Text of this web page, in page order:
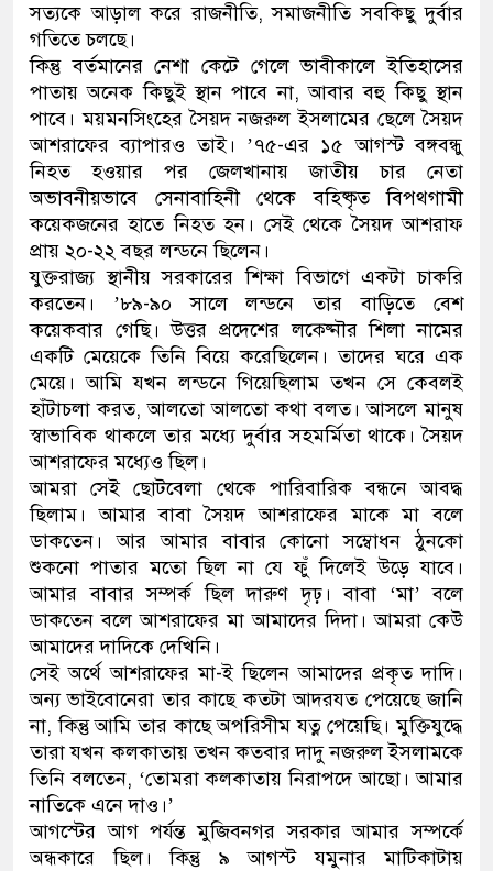
সত্যকে আড়াল করে রাজনীতি, সমাজনীতি সবকিছু দুর্বার
গতিতে চলছে।
কিন্তু বর্তমানের নেশা কেটে গেলে ভাবীকালে ইতিহাসের
পাতায় অনেক কিছুই স্থান পাবে না, আবার বহু কিছু স্থান
পাবে। ময়মনসিংহের সৈয়দ নজরুল ইসলামের ছেলে সৈয়দ
আশরাফের ব্যাপারও তাই। ’৭৫-এর ১৫ আগস্ট বঙ্গবন্ধু
নিহত হওয়ার পর জেলখানায় জাতীয় চার নেতা
অভাবনীয়ভাবে সেনাবাহিনী থেকে বহিষ্কৃত বিপথগামী
কয়েকজনের হাতে নিহত হন। সেই থেকে সৈয়দ আশরাফ
প্রায় ২০-২২ বছর লন্ডনে ছিলেন।
যুক্তরাজ্য স্থানীয় সরকারের শিক্ষা বিভাগে একটা চাকরি
করতেন। ’৮৯-৯০ সালে লন্ডনে তার বাড়িতে বেশ
কয়েকবার গেছি। উত্তর প্রদেশের লক্ষ্নৌর শিলা নামের
একটি মেয়েকে তিনি বিয়ে করেছিলেন। তাদের ঘরে এক
মেয়ে। আমি যখন লন্ডনে গিয়েছিলাম তখন সে কেবলই
হাঁটাচলা করত, আলতো আলতো কথা বলত। আসলে মানুষ
স্বাভাবিক থাকলে তার মধ্যে দুর্বার সহমর্মিতা থাকে। সৈয়দ
আশরাফের মধ্যেও ছিল।
আমরা সেই ছোটবেলা থেকে পারিবারিক বন্ধনে আবদ্ধ
ছিলাম। আমার বাবা সৈয়দ আশরাফের মাকে মা বলে
ডাকতেন। আর আমার বাবার কোনো সম্বোধন ঠুনকো
শুকনো পাতার মতো ছিল না যে ফুঁ দিলেই উড়ে যাবে।
আমার বাবার সম্পর্ক ছিল দারুণ দৃঢ়। বাবা ‘মা’ বলে
ডাকতেন বলে আশরাফের মা আমাদের দিদা। আমরা কেউ
আমাদের দাদিকে দেখিনি।
সেই অর্থে আশরাফের মা-ই ছিলেন আমাদের প্রকৃত দাদি।
অন্য ভাইবোনেরা তার কাছে কতটা আদরযত পেয়েছে জানি
না, কিন্তু আমি তার কাছে অপরিসীম যত্ন পেয়েছি। মুক্তিযুদ্ধে
তারা যখন কলকাতায় তখন কতবার দাদু নজরুল ইসলামকে
তিনি বলতেন, ‘তোমরা কলকাতায় নিরাপদে আছো। আমার
নাতিকে এনে দাও।’
আগস্টের আগ পর্যন্ত মুজিবনগর সরকার আমার সম্পর্কে
অন্ধকারে ছিল। কিন্তু ৯ আগস্ট যমুনার মাটিকাটায়